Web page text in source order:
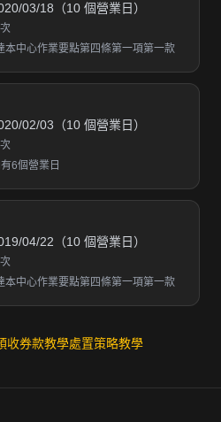
03/18（10 個營業日）
中心作業要點第四條第一項第一款
02/03（10 個營業日）
6個營業日
04/22（10 個營業日）
中心作業要點第四條第一項第一款
收券款教學處置策略教學